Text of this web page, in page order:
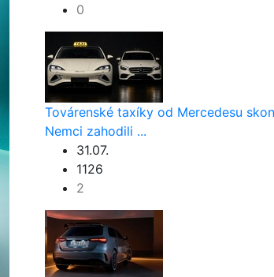
0
Továrenské taxíky od Mercedesu
Nemci zahodili ...
31.07.
1126
2